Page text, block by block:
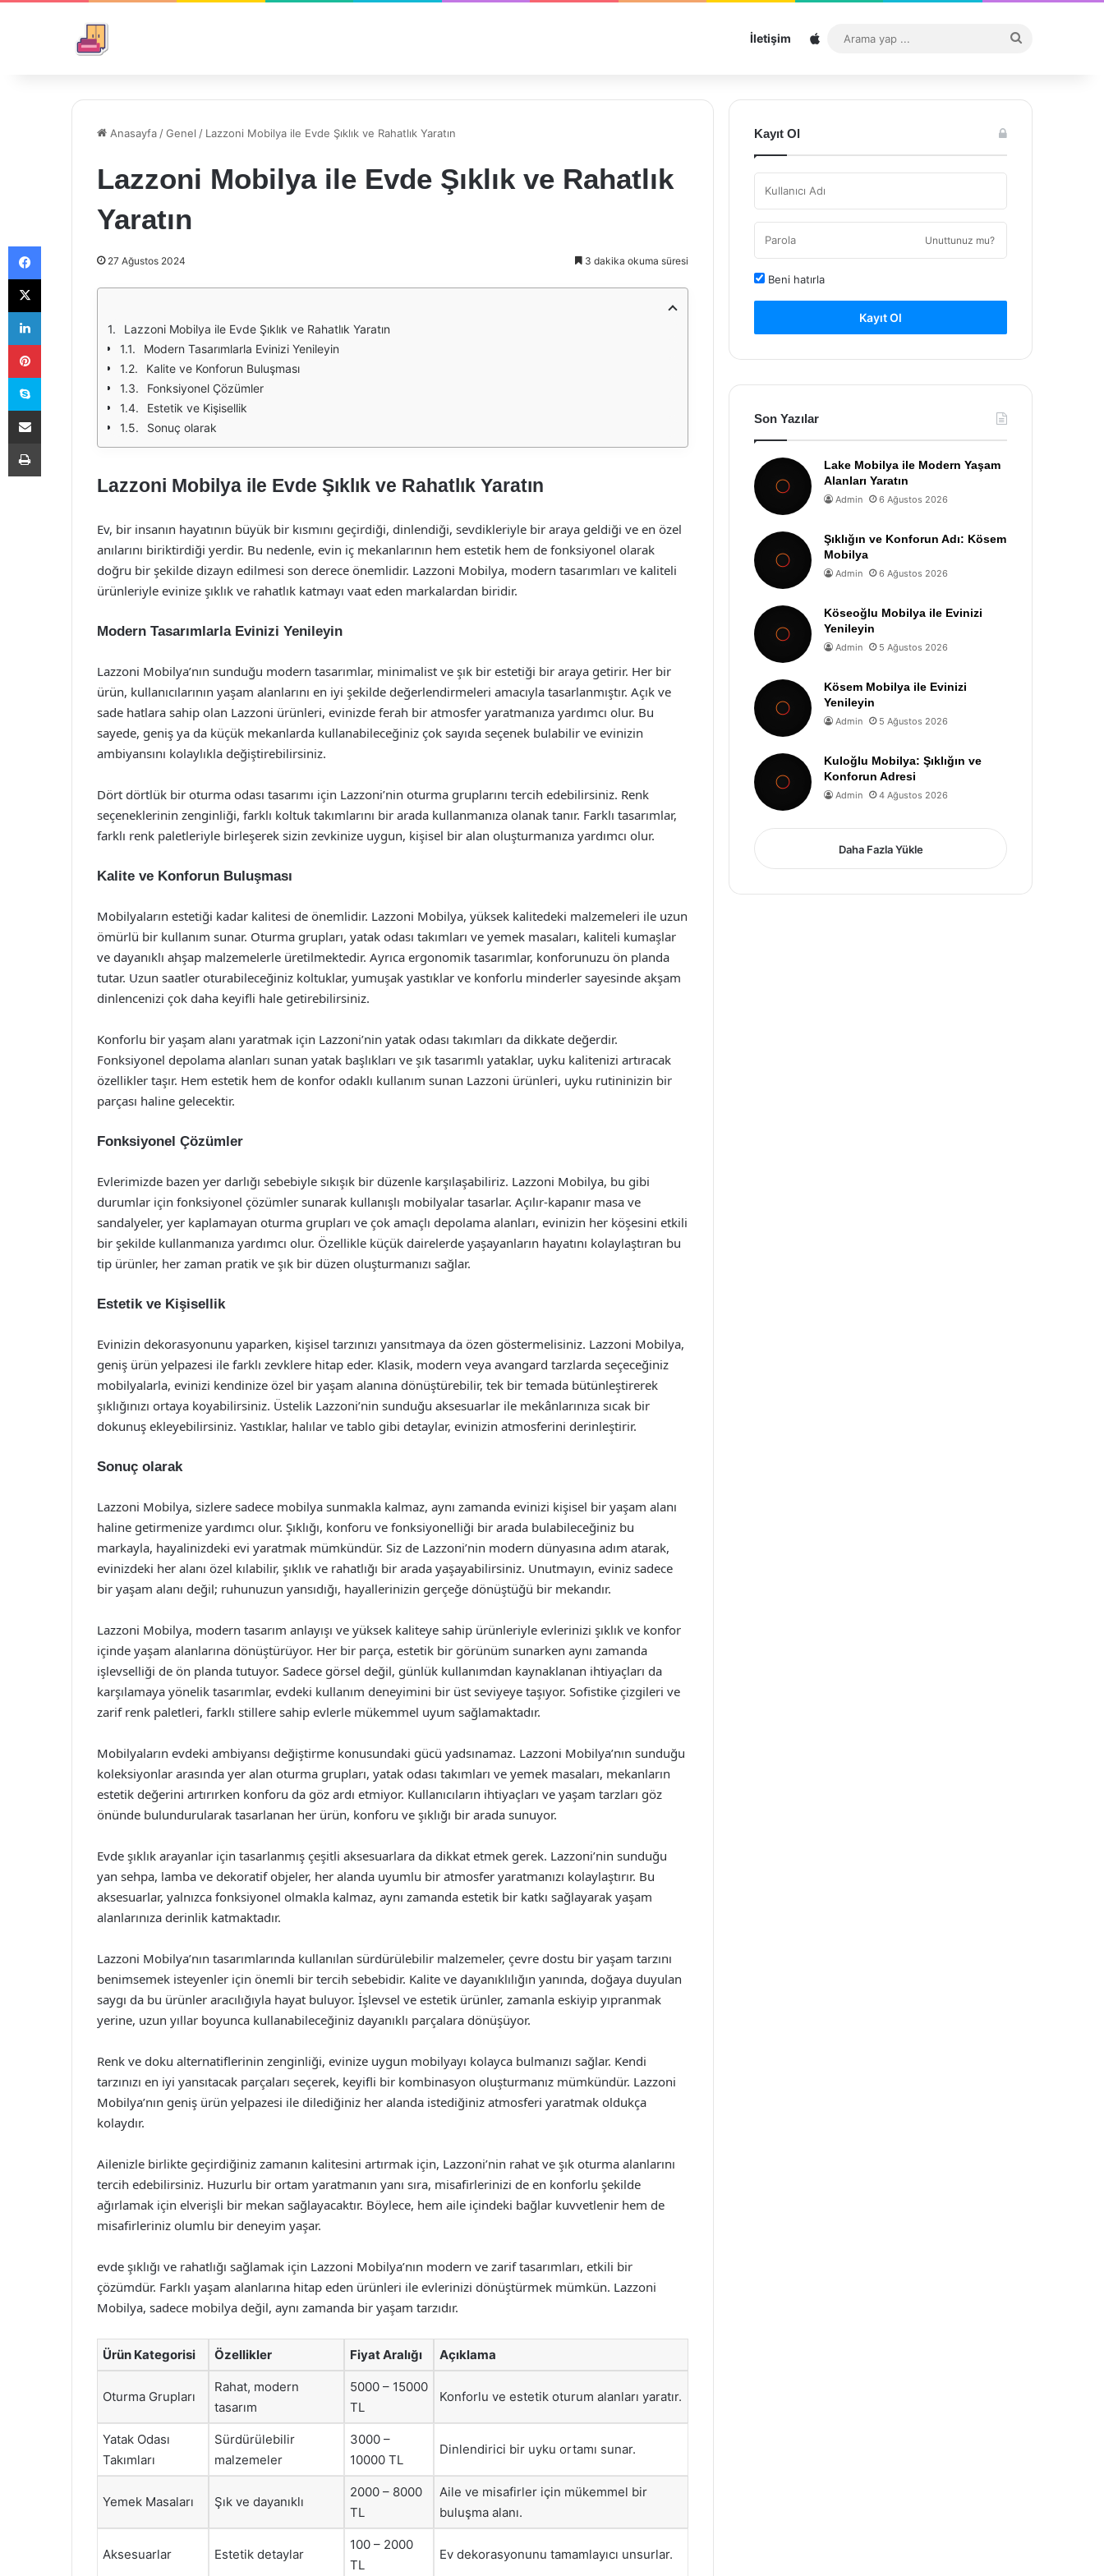
İletişim Sitemap
...
Anasayfa /Genel / Lazzoni Mobilya ile Evde Şıklık ve Rahatlık Yaratın
Lazzoni Mobilya ile Evde Şıklık ve Rahatlık
Yaratın
27 Ağustos 2024 3 dakika okuma süresi
Lazzoni Mobilya ile Evde Şıklık ve Rahatlık Yaratın
Modern Tasarımlarla Evinizi Yenileyin
Kalite ve Konforun Buluşması
Fonksiyonel Çözümler
Estetik ve Kişisellik
Sonuç olarak
Lazzoni Mobilya ile Evde Şıklık ve Rahatlık Yaratın
Ev, bir insanın hayatının büyük bir kısmını geçirdiği, dinlendiği, sevdikleriyle bir araya geldiği ve en özel
anılarını biriktirdiği yerdir. Bu nedenle, evin iç mekanlarının hem estetik hem de fonksiyonel olarak
doğru bir şekilde dizayn edilmesi son derece önemlidir. Lazzoni Mobilya, modern tasarımları ve kaliteli
ürünleriyle evinize şıklık ve rahatlık katmayı vaat eden markalardan biridir.
Modern Tasarımlarla Evinizi Yenileyin
Lazzoni Mobilya’nın sunduğu modern tasarımlar, minimalist ve şık bir estetiği bir araya getirir. Her bir
ürün, kullanıcılarının yaşam alanlarını en iyi şekilde değerlendirmeleri amacıyla tasarlanmıştır. Açık ve
sade hatlara sahip olan Lazzoni ürünleri, evinizde ferah bir atmosfer yaratmanıza yardımcı olur. Bu
sayede, geniş ya da küçük mekanlarda kullanabileceğiniz çok sayıda seçenek bulabilir ve evinizin
ambiyansını kolaylıkla değiştirebilirsiniz.
Dört dörtlük bir oturma odası tasarımı için Lazzoni’nin oturma gruplarını tercih edebilirsiniz. Renk
seçeneklerinin zenginliği, farklı koltuk takımlarını bir arada kullanmanıza olanak tanır. Farklı tasarımlar,
farklı renk paletleriyle birleşerek sizin zevkinize uygun, kişisel bir alan oluşturmanıza yardımcı olur.
Kalite ve Konforun Buluşması
Mobilyaların estetiği kadar kalitesi de önemlidir. Lazzoni Mobilya, yüksek kalitedeki malzemeleri ile uzun
ömürlü bir kullanım sunar. Oturma grupları, yatak odası takımları ve yemek masaları, kaliteli kumaşlar
ve dayanıklı ahşap malzemelerle üretilmektedir. Ayrıca ergonomik tasarımlar, konforunuzu ön planda
tutar. Uzun saatler oturabileceğiniz koltuklar, yumuşak yastıklar ve konforlu minderler sayesinde akşam
dinlencenizi çok daha keyifli hale getirebilirsiniz.
Konforlu bir yaşam alanı yaratmak için Lazzoni’nin yatak odası takımları da dikkate değerdir.
Fonksiyonel depolama alanları sunan yatak başlıkları ve şık tasarımlı yataklar, uyku kalitenizi artıracak
özellikler taşır. Hem estetik hem de konfor odaklı kullanım sunan Lazzoni ürünleri, uyku rutininizin bir
parçası haline gelecektir.
Fonksiyonel Çözümler
Evlerimizde bazen yer darlığı sebebiyle sıkışık bir düzenle karşılaşabiliriz. Lazzoni Mobilya, bu gibi
durumlar için fonksiyonel çözümler sunarak kullanışlı mobilyalar tasarlar. Açılır-kapanır masa ve
sandalyeler, yer kaplamayan oturma grupları ve çok amaçlı depolama alanları, evinizin her köşesini etkili
bir şekilde kullanmanıza yardımcı olur. Özellikle küçük dairelerde yaşayanların hayatını kolaylaştıran bu
tip ürünler, her zaman pratik ve şık bir düzen oluşturmanızı sağlar.
Estetik ve Kişisellik
Evinizin dekorasyonunu yaparken, kişisel tarzınızı yansıtmaya da özen göstermelisiniz. Lazzoni Mobilya,
geniş ürün yelpazesi ile farklı zevklere hitap eder. Klasik, modern veya avangard tarzlarda seçeceğiniz
mobilyalarla, evinizi kendinize özel bir yaşam alanına dönüştürebilir, tek bir temada bütünleştirerek
şıklığınızı ortaya koyabilirsiniz. Üstelik Lazzoni’nin sunduğu aksesuarlar ile mekânlarınıza sıcak bir
dokunuş ekleyebilirsiniz. Yastıklar, halılar ve tablo gibi detaylar, evinizin atmosferini derinleştirir.
Sonuç olarak
Lazzoni Mobilya, sizlere sadece mobilya sunmakla kalmaz, aynı zamanda evinizi kişisel bir yaşam alanı
haline getirmenize yardımcı olur. Şıklığı, konforu ve fonksiyonelliği bir arada bulabileceğiniz bu
markayla, hayalinizdeki evi yaratmak mümkündür. Siz de Lazzoni’nin modern dünyasına adım atarak,
evinizdeki her alanı özel kılabilir, şıklık ve rahatlığı bir arada yaşayabilirsiniz. Unutmayın, eviniz sadece
bir yaşam alanı değil; ruhunuzun yansıdığı, hayallerinizin gerçeğe dönüştüğü bir mekandır.
Lazzoni Mobilya, modern tasarım anlayışı ve yüksek kaliteye sahip ürünleriyle evlerinizi şıklık ve konfor
içinde yaşam alanlarına dönüştürüyor. Her bir parça, estetik bir görünüm sunarken aynı zamanda
işlevselliği de ön planda tutuyor. Sadece görsel değil, günlük kullanımdan kaynaklanan ihtiyaçları da
karşılamaya yönelik tasarımlar, evdeki kullanım deneyimini bir üst seviyeye taşıyor. Sofistike çizgileri ve
zarif renk paletleri, farklı stillere sahip evlerle mükemmel uyum sağlamaktadır.
Mobilyaların evdeki ambiyansı değiştirme konusundaki gücü yadsınamaz. Lazzoni Mobilya’nın sunduğu
koleksiyonlar arasında yer alan oturma grupları, yatak odası takımları ve yemek masaları, mekanların
estetik değerini artırırken konforu da göz ardı etmiyor. Kullanıcıların ihtiyaçları ve yaşam tarzları göz
önünde bulundurularak tasarlanan her ürün, konforu ve şıklığı bir arada sunuyor.
Evde şıklık arayanlar için tasarlanmış çeşitli aksesuarlara da dikkat etmek gerek. Lazzoni’nin sunduğu
yan sehpa, lamba ve dekoratif objeler, her alanda uyumlu bir atmosfer yaratmanızı kolaylaştırır. Bu
aksesuarlar, yalnızca fonksiyonel olmakla kalmaz, aynı zamanda estetik bir katkı sağlayarak yaşam
alanlarınıza derinlik katmaktadır.
Lazzoni Mobilya’nın tasarımlarında kullanılan sürdürülebilir malzemeler, çevre dostu bir yaşam tarzını
benimsemek isteyenler için önemli bir tercih sebebidir. Kalite ve dayanıklılığın yanında, doğaya duyulan
saygı da bu ürünler aracılığıyla hayat buluyor. İşlevsel ve estetik ürünler, zamanla eskiyip yıpranmak
yerine, uzun yıllar boyunca kullanabileceğiniz dayanıklı parçalara dönüşüyor.
Renk ve doku alternatiflerinin zenginliği, evinize uygun mobilyayı kolayca bulmanızı sağlar. Kendi
tarzınızı en iyi yansıtacak parçaları seçerek, keyifli bir kombinasyon oluşturmanız mümkündür. Lazzoni
Mobilya’nın geniş ürün yelpazesi ile dilediğiniz her alanda istediğiniz atmosferi yaratmak oldukça
kolaydır.
Ailenizle birlikte geçirdiğiniz zamanın kalitesini artırmak için, Lazzoni’nin rahat ve şık oturma alanlarını
tercih edebilirsiniz. Huzurlu bir ortam yaratmanın yanı sıra, misafirlerinizi de en konforlu şekilde
ağırlamak için elverişli bir mekan sağlayacaktır. Böylece, hem aile içindeki bağlar kuvvetlenir hem de
misafirleriniz olumlu bir deneyim yaşar.
evde şıklığı ve rahatlığı sağlamak için Lazzoni Mobilya’nın modern ve zarif tasarımları, etkili bir
çözümdür. Farklı yaşam alanlarına hitap eden ürünleri ile evlerinizi dönüştürmek mümkün. Lazzoni
Mobilya, sadece mobilya değil, aynı zamanda bir yaşam tarzıdır.
Ürün Kategorisi Özellikler Fiyat Aralığı Açıklama
Oturma Grupları
Rahat, modern
tasarım
5000 – 15000
TL
Konforlu ve estetik oturum alanları yaratır.
Yatak Odası
Takımları
Sürdürülebilir
malzemeler
3000 –
10000 TL
Dinlendirici bir uyku ortamı sunar.
Yemek Masaları Şık ve dayanıklı
2000 – 8000
TL
Aile ve misafirler için mükemmel bir
buluşma alanı.
Aksesuarlar Estetik detaylar
100 – 2000
TL
Ev dekorasyonunu tamamlayıcı unsurlar.
Kayıt Ol
Unuttunuz mu?
Beni hatırla
Kayıt Ol
Son Yazılar
Lake Mobilya ile Modern Yaşam
Alanları Yaratın
Admin 6 Ağustos 2026
Şıklığın ve Konforun Adı: Kösem
Mobilya
Admin 6 Ağustos 2026
Köseoğlu Mobilya ile Evinizi
Yenileyin
Admin 5 Ağustos 2026
Kösem Mobilya ile Evinizi
Yenileyin
Admin 5 Ağustos 2026
Kuloğlu Mobilya: Şıklığın ve
Konforun Adresi
Admin 4 Ağustos 2026
Daha Fazla Yükle
Facebook
X
LinkedIn
Pinterest
Skype
E-Posta ile paylaş